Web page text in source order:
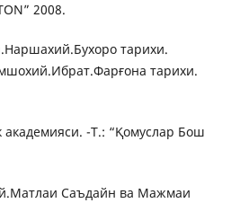
2008.
тарихи.
тарихи.
академияси. -Т.: “Қомуслар Бош
Саъдайн ва Мажмаи